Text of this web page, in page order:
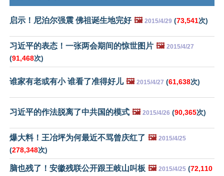
启示！尼泊尔强震 佛祖诞生地完好 🖼️ 2015/4/29 (73,541次)
习近平的表态！一张两会期间的惊世图片 🖼️ 2015/4/27
(91,468次)
谁家有老或有小 谁看了准得好儿 🖼️ 2015/4/27 (61,638次)
习近平的作法脱离了中共国的模式 🖼️ 2015/4/26 (90,365次)
爆大料！王冶坪为何最近不骂曾庆红了 🖼️ 2015/4/25
(278,348次)
脑也残了！安徽残联公开跟王岐山叫板 🖼️ 2015/4/25 (72,110